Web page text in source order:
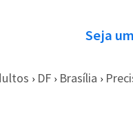
Seja
› DF › Brasília ›